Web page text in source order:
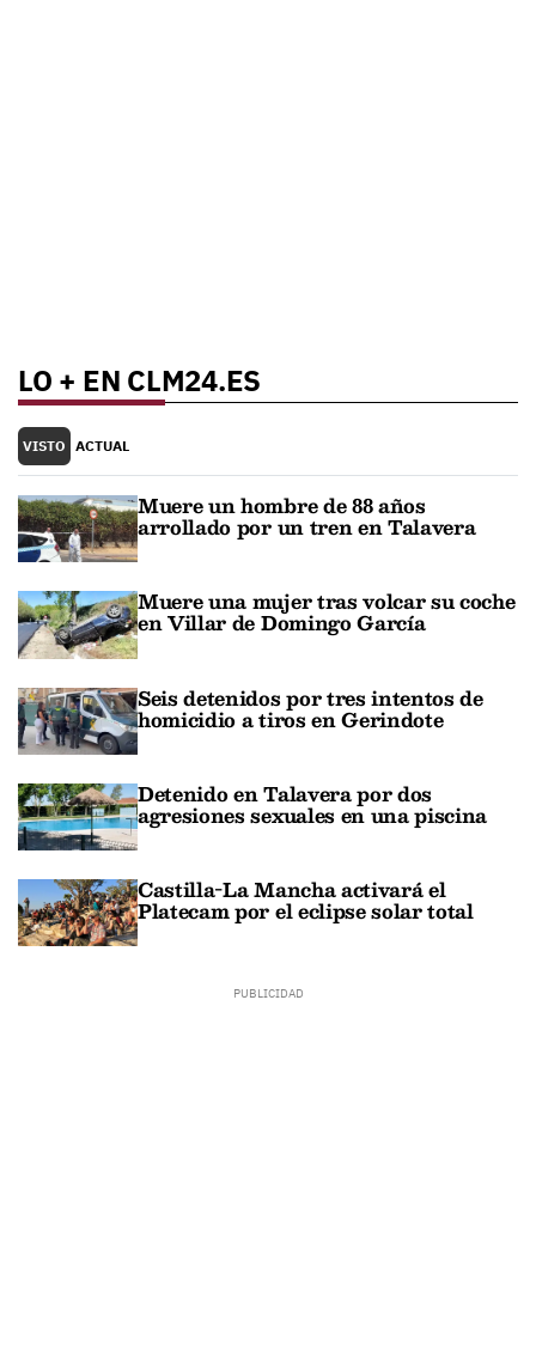
LO + EN CLM24.ES
VISTO ACTUAL
Muere un hombre de 88 años
arrollado por un tren en Talavera
Muere una mujer tras volcar su coche
en Villar de Domingo García
Seis detenidos por tres intentos de
homicidio a tiros en Gerindote
Detenido en Talavera por dos
agresiones sexuales en una piscina
Castilla-La Mancha activará el
Platecam por el eclipse solar total